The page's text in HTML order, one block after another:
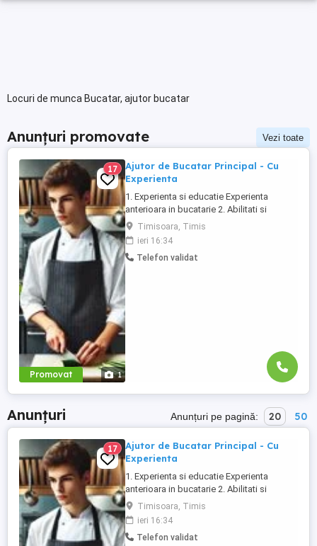
Locuri de munca Bucatar, ajutor bucatar
Anunțuri promovate Vezi toate
Promovat 1
17
Ajutor de Bucatar Principal - Cu
Experienta
1. Experienta si educatie Experienta
anterioara in bucatarie 2. Abilitati si
competente Capacitatea de a respecta
retetele si indicatiile bucatarului.
Rapiditate si atentie la detalii in pregatirea
ingredientelor. Rezistenta fizica,
Timisoara, Timis
ieri 16:34
Telefon validat
Anunțuri Anunțuri pe pagină: 20 50
17
Ajutor de Bucatar Principal - Cu
Experienta
1. Experienta si educatie Experienta
anterioara in bucatarie 2. Abilitati si
competente Capacitatea de a respecta
retetele si indicatiile bucatarului.
Rapiditate si atentie la detalii in pregatirea
ingredientelor. Rezistenta fizica,
Timisoara, Timis
ieri 16:34
Telefon validat